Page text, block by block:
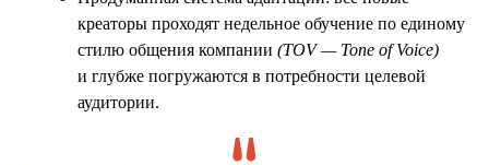
креаторы проходят недельное обучение по единому
стилю общения компании (TOV — Tone of Voice)
и глубже погружаются в потребности целевой
аудитории.